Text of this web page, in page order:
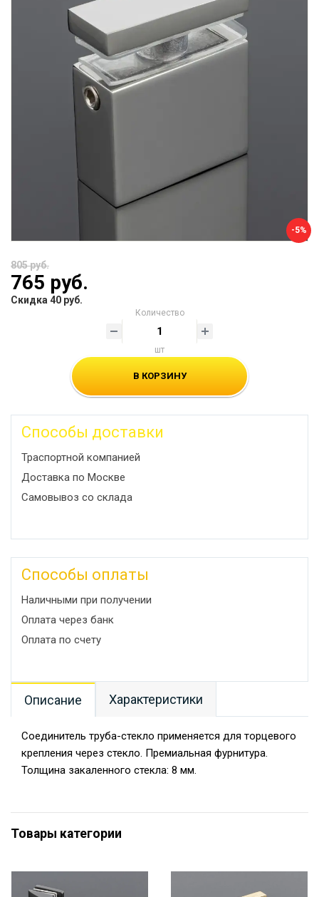
-5%
805 руб.
765 руб.
Скидка 40 руб.
Количество
шт
В КОРЗИНУ
Способы доставки
Траспортной компанией
Доставка по Москве
Самовывоз со склада
Способы оплаты
Наличными при получении
Оплата через банк
Оплата по счету
Описание Характеристики
Соединитель труба-стекло применяется для торцевого
крепления через стекло. Премиальная фурнитура.
Толщина закаленного стекла: 8 мм.
Товары категории